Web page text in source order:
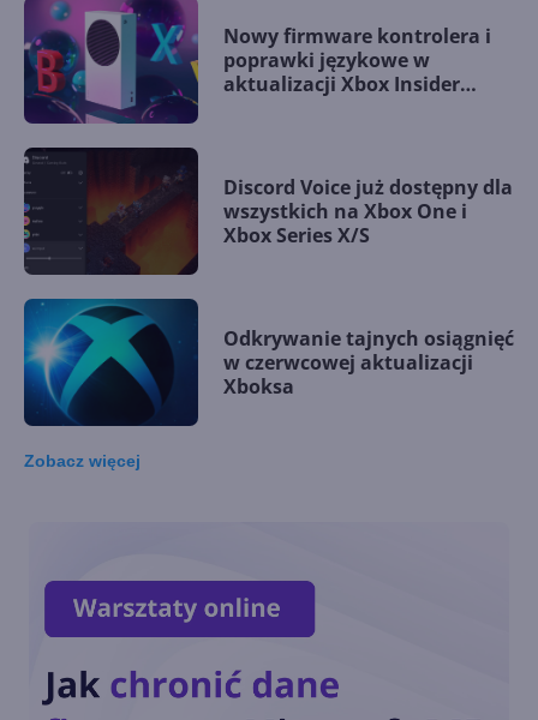
Nowy firmware kontrolera i
poprawki językowe w
aktualizacji Xbox Insider
Discord Voice już dostępny dla
wszystkich na Xbox One i
Xbox Series X/S
Odkrywanie tajnych osiągnięć
w czerwcowej aktualizacji
Xboksa
Microsoft potwierdził
zakończenie produkcji Xbox
One ponad rok temu
Zobacz więcej